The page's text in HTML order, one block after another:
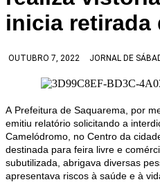
inicia retirada
OUTUBRO 7, 2022 JORNAL DE
A Prefeitura de Saquarema, por
emitiu relatório solicitando a
Camelódromo, no Centro da
destinada para feira livre e
subutilizada, abrigava diversas
apresentava riscos à saúde e à